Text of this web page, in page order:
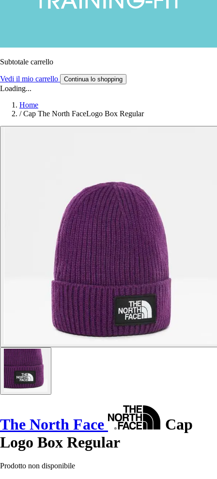
Subtotale carrello
Vedi il mio carrello Continua lo shopping
Loading...
Home
/ Cap The North FaceLogo Box Regular
The North Face
Cap
Logo Box Regular
Prodotto non disponibile